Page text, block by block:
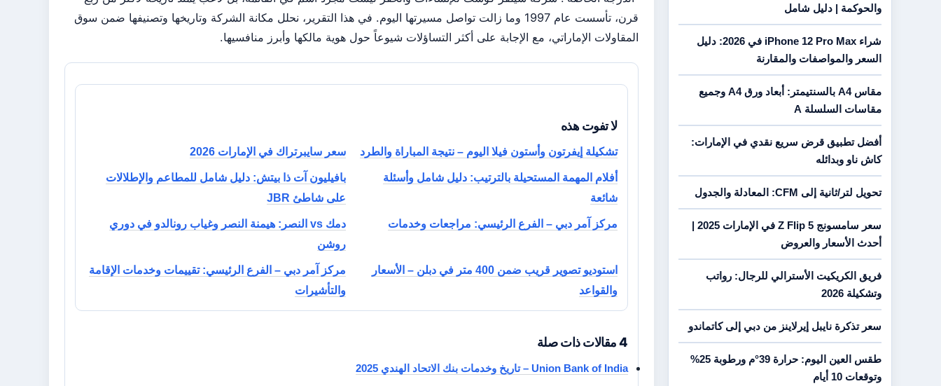
قرن، تأسست عام 1997 وما زالت تواصل مسيرتها اليوم. في هذا التقرير، نحلل مكانة الشركة وتاريخها وتصنيفها ضمن سوق
المقاولات الإماراتي، مع الإجابة على أكثر التساؤلات شيوعاً حول هوية مالكها وأبرز منافسيها.
لا تفوت هذه
تشكيلة إيفرتون وأستون فيلا اليوم – نتيجة المباراة والطرد سعر سايبرتراك في الإمارات 2026
أفلام المهمة المستحيلة بالترتيب: دليل شامل وأسئلة
شائعة
بافيليون آت ذا بيتش: دليل شامل للمطاعم والإطلالات
على شاطئ JBR
مركز آمر دبي – الفرع الرئيسي: مراجعات وخدمات
دمك vs النصر: هيمنة النصر وغياب رونالدو في دوري
روشن
استوديو تصوير قريب ضمن 400 متر في دبلن – الأسعار
والقواعد
مركز آمر دبي – الفرع الرئيسي: تقييمات وخدمات الإقامة
والتأشيرات
4 مقالات ذات صلة
Union Bank of India – تاريخ وخدمات بنك الاتحاد الهندي 2025
والحوكمة | دليل شامل
شراء iPhone 12 Pro Max في 2026: دليل
السعر والمواصفات والمقارنة
مقاس A4 بالسنتيمتر: أبعاد ورق A4 وجميع
مقاسات السلسلة A
أفضل تطبيق قرض سريع نقدي في الإمارات:
كاش ناو وبدائله
تحويل لتر/ثانية إلى CFM: المعادلة والجدول
سعر سامسونج Z Flip 5 في الإمارات 2025 |
أحدث الأسعار والعروض
فريق الكريكيت الأسترالي للرجال: رواتب
وتشكيلة 2026
سعر تذكرة نايبل إيرلاينز من دبي إلى كاتماندو
طقس العين اليوم: حرارة 39°م ورطوبة 25%
وتوقعات 10 أيام